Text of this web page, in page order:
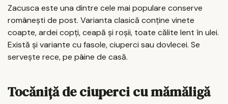
Zacusca este una dintre cele mai populare conserve
românești de post. Varianta clasică conține vinete
coapte, ardei copți, ceapă și roșii, toate călite lent în ulei.
Există și variante cu fasole, ciuperci sau dovlecei. Se
servește rece, pe pâine de casă.
Tocăniță de ciuperci cu mămăligă